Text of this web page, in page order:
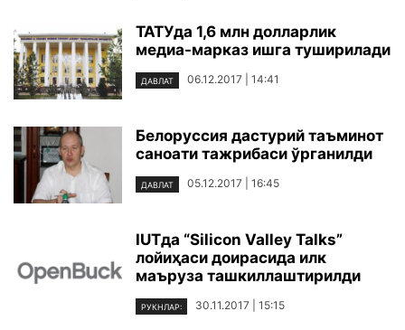
ТАТУда 1,6 млн долларлик
медиа-марказ ишга туширилади
ДАВЛАТ 06.12.2017 | 14:41
Белоруссия дастурий таъминот
саноати тажрибаси ўрганилди
ДАВЛАТ 05.12.2017 | 16:45
IUTда “Silicon Valley Talks”
лойиҳаси доирасида илк
маъруза ташкиллаштирилди
РУКНЛАР: 30.11.2017 | 15:15